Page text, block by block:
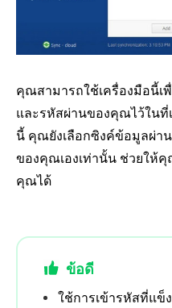
คุณสามารถใช้เครื่องมือนี้เ
และรหัสผ่านของคุณไว้ในที่
นี้ คุณยังเลือกซิงค์ข้อมูลผ่า
ของคุณเองเท่านั้น ช่วยให้
คุณได้
ข้อดี
ใช้การเข้ารหัสที่แข็